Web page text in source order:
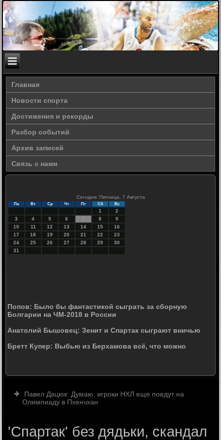
Главная
Новости спорта
Достижения и рекорды
Разбор событий
Архив записей
Связь с нами
Сегодня: Пятница, 7 Августа
Пн Вт Ср Чт Пт Сб Вс
1
2
3
4 5 6 7 8
9
10
11 12 13 14 15
16
17
18 19 20 21 22
23
24
25 26 27 28 29
30
31
Попов: Было бы фантастикой сыграть за сборную
Болгарии на ЧМ-2018 в России
Анатолий Бышовец: Зенит и Спартак сыграют вничью
Бретт Купер: Выбью из Берхамова всё, что можно
Павел Дацюк: Думаю, игроки НХЛ еще поедут на
Олимпиаду в Пхенчхан
'Спартак' без дядьки, скандал